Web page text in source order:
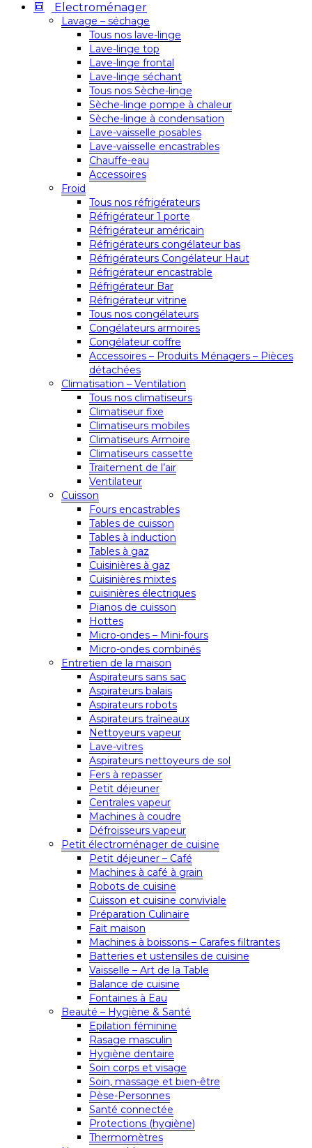
Electroménager
Lavage – séchage
Tous nos lave-linge
Lave-linge top
Lave-linge frontal
Lave-linge séchant
Tous nos Sèche-linge
Sèche-linge pompe à chaleur
Sèche-linge à condensation
Lave-vaisselle posables
Lave-vaisselle encastrables
Chauffe-eau
Accessoires
Froid
Tous nos réfrigérateurs
Réfrigérateur 1 porte
Réfrigérateur américain
Réfrigérateurs congélateur bas
Réfrigérateurs Congélateur Haut
Réfrigérateur encastrable
Réfrigérateur Bar
Réfrigérateur vitrine
Tous nos congélateurs
Congélateurs armoires
Congélateur coffre
Accessoires – Produits Ménagers – Pièces
détachées
Climatisation – Ventilation
Tous nos climatiseurs
Climatiseur fixe
Climatiseurs mobiles
Climatiseurs Armoire
Climatiseurs cassette
Traitement de l’air
Ventilateur
Cuisson
Fours encastrables
Tables de cuisson
Tables à induction
Tables à gaz
Cuisinières à gaz
Cuisinières mixtes
cuisinières électriques
Pianos de cuisson
Hottes
Micro-ondes – Mini-fours
Micro-ondes combinés
Entretien de la maison
Aspirateurs sans sac
Aspirateurs balais
Aspirateurs robots
Aspirateurs traîneaux
Nettoyeurs vapeur
Lave-vitres
Aspirateurs nettoyeurs de sol
Fers à repasser
Petit déjeuner
Centrales vapeur
Machines à coudre
Défroisseurs vapeur
Petit électroménager de cuisine
Petit déjeuner – Café
Machines à café à grain
Robots de cuisine
Cuisson et cuisine conviviale
Préparation Culinaire
Fait maison
Machines à boissons – Carafes filtrantes
Batteries et ustensiles de cuisine
Vaisselle – Art de la Table
Balance de cuisine
Fontaines à Eau
Beauté – Hygiène & Santé
Epilation féminine
Rasage masculin
Hygiène dentaire
Soin corps et visage
Soin, massage et bien-être
Pèse-Personnes
Santé connectée
Protections (hygiène)
Thermomètres